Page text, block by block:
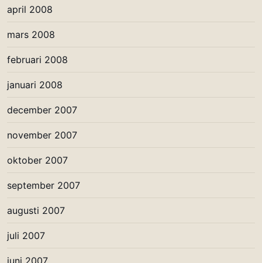
april 2008
mars 2008
februari 2008
januari 2008
december 2007
november 2007
oktober 2007
september 2007
augusti 2007
juli 2007
juni 2007